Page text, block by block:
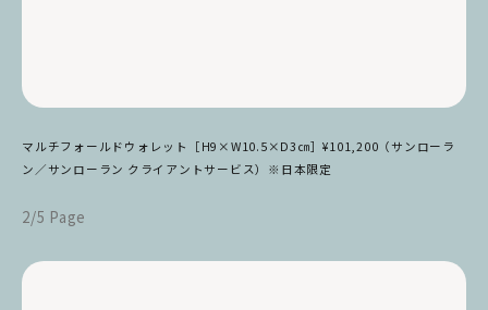
マルチフォールドウォレット［H9×W10.5×D3㎝］¥101,200（サンローラ
ン／サンローラン クライアントサービス）※日本限定
2/5 Page